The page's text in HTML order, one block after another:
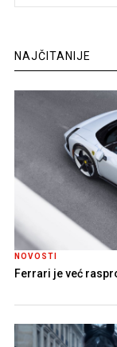
NAJČITANIJE
NOVOSTI
Ferrari je već